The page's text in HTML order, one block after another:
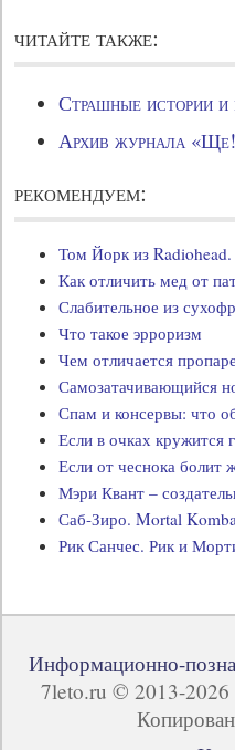
читайте также:
Страшные истории и
Архив журнала
рекомендуем:
Том Йорк из
Как отличить мед от
Слабительное из
Что такое эрроризм
Чем отличается
Самозатачивающийся
Спам и консервы: что
Если в очках кружится
Если от чеснока болит
Мэри Квант –
Саб-Зиро. Mortal
Рик Санчес. Рик и
Информационно-
7leto.ru © 2013-2026